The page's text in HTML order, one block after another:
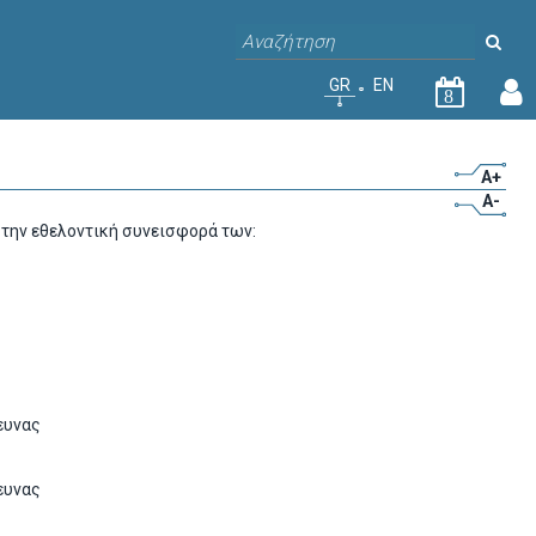
GR EN
8
A+
A-
εθελοντική συνεισφορά των: